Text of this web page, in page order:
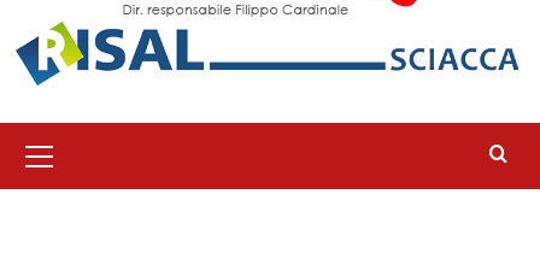
principale